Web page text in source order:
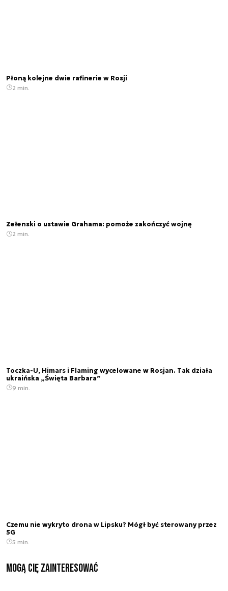
Płoną kolejne dwie rafinerie w Rosji
2 min.
Zełenski o ustawie Grahama: pomoże zakończyć wojnę
2 min.
Toczka-U, Himars i Flaming wycelowane w Rosjan. Tak działa
ukraińska „Święta Barbara”
9 min.
Czemu nie wykryto drona w Lipsku? Mógł być sterowany przez
5G
5 min.
Mogą Cię zainteresować